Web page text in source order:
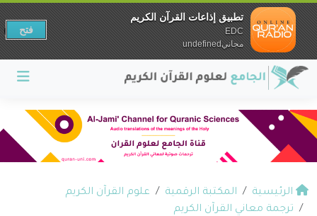
الرئيسية المكتبة الرقمية
علوم القرآن الكريم
ترجمة معاني القرآن الكريم
تطبيق إذاعات القرآن الكريم
EDC
مجانيundefined
فتح